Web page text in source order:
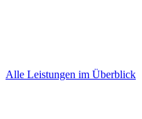
Alle Leistungen im Überblick